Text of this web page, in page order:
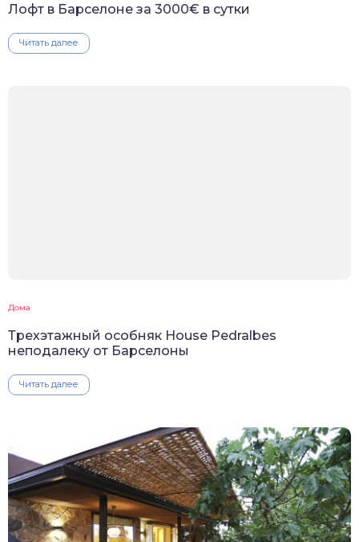
Лофт в Барселоне за 3000€ в сутки
Читать далее
Дома
Трехэтажный особняк House Pedralbes
неподалеку от Барселоны
Читать далее